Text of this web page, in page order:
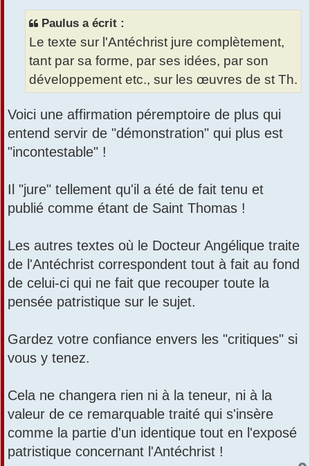
Paulus a écrit :
Le texte sur l'Antéchrist jure complètement,
tant par sa forme, par ses idées, par son
développement etc., sur les œuvres de st Th.
Voici une affirmation péremptoire de plus qui
entend servir de "démonstration" qui plus est
"incontestable" !
Il "jure" tellement qu'il a été de fait tenu et
publié comme étant de Saint Thomas !
Les autres textes où le Docteur Angélique traite
de l'Antéchrist correspondent tout à fait au fond
de celui-ci qui ne fait que recouper toute la
pensée patristique sur le sujet.
Gardez votre confiance envers les "critiques" si
vous y tenez.
Cela ne changera rien ni à la teneur, ni à la
valeur de ce remarquable traité qui s'insère
comme la partie d'un identique tout en l'exposé
patristique concernant l'Antéchrist !